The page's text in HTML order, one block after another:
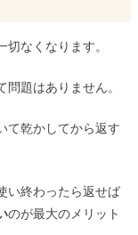
なくなります。
題はありません。
て乾かしてから返す
い終わったら返せば
のが最大のメリット